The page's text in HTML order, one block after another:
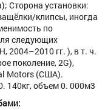
Сторона установки:
клипсы, иногда
по
следующих
2004–2010 гг. ), в т. ч.
поколение, 2G),
Motors (США).
140кг, объем 0. 000м3